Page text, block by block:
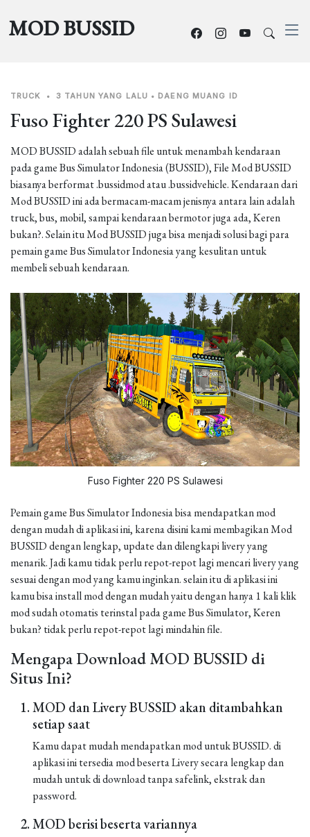
MOD BUSSID
TRUCK • 3 TAHUN YANG LALU • DAENG MUANG ID
Fuso Fighter 220 PS Sulawesi
MOD BUSSID adalah sebuah file untuk menambah kendaraan
pada game Bus Simulator Indonesia (BUSSID), File Mod BUSSID
biasanya berformat .bussidmod atau .bussidvehicle. Kendaraan dari
Mod BUSSID ini ada bermacam-macam jenisnya antara lain adalah
truck, bus, mobil, sampai kendaraan bermotor juga ada, Keren
bukan?. Selain itu Mod BUSSID juga bisa menjadi solusi bagi para
pemain game Bus Simulator Indonesia yang kesulitan untuk
membeli sebuah kendaraan.
Fuso Fighter 220 PS Sulawesi
Pemain game Bus Simulator Indonesia bisa mendapatkan mod
dengan mudah di aplikasi ini, karena disini kami membagikan Mod
BUSSID dengan lengkap, update dan dilengkapi livery yang
menarik. Jadi kamu tidak perlu repot-repot lagi mencari livery yang
sesuai dengan mod yang kamu inginkan. selain itu di aplikasi ini
kamu bisa install mod dengan mudah yaitu dengan hanya 1 kali klik
mod sudah otomatis terinstal pada game Bus Simulator, Keren
bukan? tidak perlu repot-repot lagi mindahin file.
Mengapa Download MOD BUSSID di
Situs Ini?
MOD dan Livery BUSSID akan ditambahkan
setiap saat
Kamu dapat mudah mendapatkan mod untuk BUSSID. di
aplikasi ini tersedia mod beserta Livery secara lengkap dan
mudah untuk di download tanpa safelink, ekstrak dan
password.
MOD berisi beserta variannya